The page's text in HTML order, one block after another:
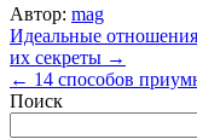
Автор: mag
Навигация
по
записям
Идеальные
их секреты →
← 14 способов
Поиск